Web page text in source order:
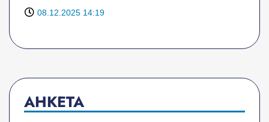
08.12.2025 14:19
АНКЕТА